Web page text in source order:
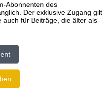
Abonnenten des
Der exklusive Zugang gilt
auch für Beiträge, die älter als